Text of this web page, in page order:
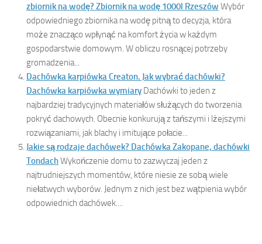
zbiornik na wodę? Zbiornik na wodę 1000l Rzeszów Wybór
odpowiedniego zbiornika na wodę pitną to decyzja, która
może znacząco wpłynąć na komfort życia w każdym
gospodarstwie domowym. W obliczu rosnącej potrzeby
gromadzenia...
Dachówka karpiówka Creaton. Jak wybrać dachówki?
Dachówka karpiówka wymiary Dachówki to jeden z
najbardziej tradycyjnych materiałów służących do tworzenia
pokryć dachowych. Obecnie konkurują z tańszymi i lżejszymi
rozwiązaniami, jak blachy i imitujące połacie...
Jakie są rodzaje dachówek? Dachówka Zakopane, dachówki
TondachWykończenie domu to zazwyczaj jeden z
najtrudniejszych momentów, które niesie ze sobą wiele
niełatwych wyborów. Jednym z nich jest bez wątpienia wybór
odpowiednich dachówek....